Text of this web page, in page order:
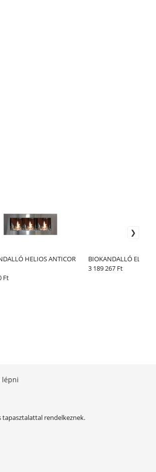
HELIOS ANTICOR
Ft
BIOKANDALLÓ ELIMO
3 189 267 Ft
lépni
tapasztalattal rendelkeznek.